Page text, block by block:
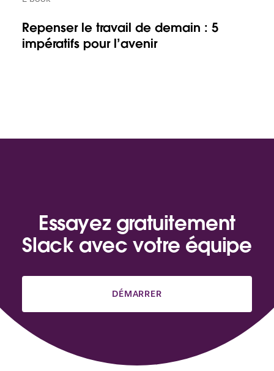
Repenser le travail de demain : 5
impératifs pour l’avenir
Essayez gratuitement
Slack avec votre équipe
DÉMARRER